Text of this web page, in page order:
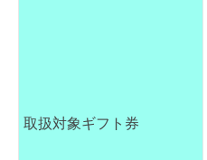
取扱対象ギフト券